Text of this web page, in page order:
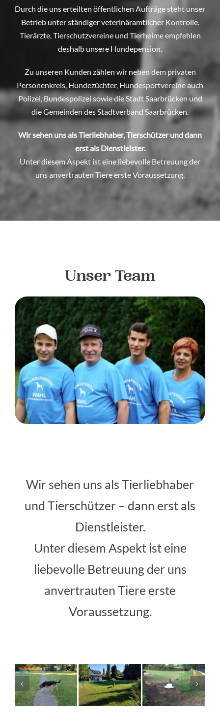
Durch die uns erteilten öffentlichen Aufträge steht unser
Betrieb unter ständiger veterinäramtlicher Kontrolle.
Tierärzte, Tierschutzvereine und Tierheime empfehlen
deshalb unsere Hundepension.
Zu unseren Kunden zählen wir neben dem privaten
Personenkreis, Hundezüchter, Hundesportvereine auch
Polizei, Bundespolizei sowie die Stadt Saarbrücken und
die Gemeinden des Stadtverband Saarbrücken.
Wir sehen uns als Tierliebhaber, Tierschützer und dann
erst als Dienstleister.
Unter diesem Aspekt ist eine liebevolle Betreuung der
uns anvertrauten Tiere erste Voraussetzung.
Unser Team
Wir sehen uns als Tierliebhaber
und Tierschützer – dann erst als
Dienstleister.
Unter diesem Aspekt ist eine
liebevolle Betreuung der uns
anvertrauten Tiere erste
Voraussetzung.